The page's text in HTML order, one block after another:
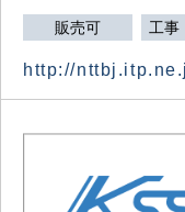
販売可 工事
http://